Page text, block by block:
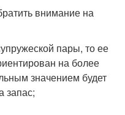
внимание на
пары, то ее
на более
значением будет
запас;